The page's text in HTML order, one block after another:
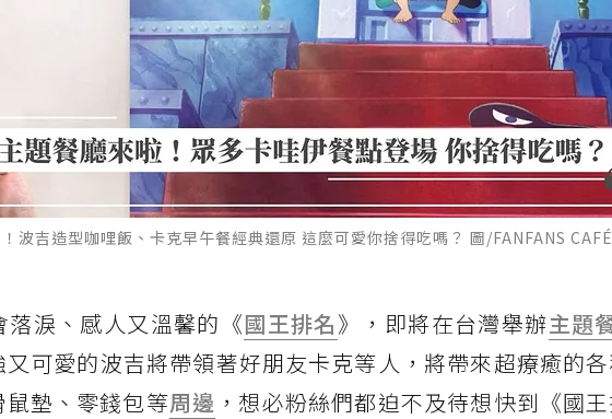
波吉造型咖哩飯、卡克早午餐經典還原 這麼可愛你捨得吃嗎？ 圖/FANFANS
淚、感人又溫馨的《國王排名》，即將在台灣舉辦主題
可愛的波吉將帶領著好朋友卡克等人，將帶來超療癒的
墊、零錢包等周邊 ，想必粉絲們都迫不及待想快到《國